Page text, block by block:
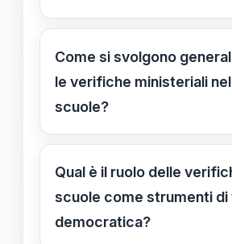
La Rete degli Studenti
denunciato le ispezioni
abuso di potere grave e
accusando le autorità di
negativamente gli
Come si svolgono
le verifiche ministeriali
scuole?
Le verifiche comprendono
documentali, sopralluoghi,
riservate e incontri con
studenti per valutare la
Qual è il ruolo delle
scuole come strumenti di
democratica?